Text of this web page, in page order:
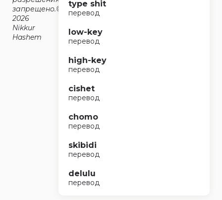
запрещено.©2014-
2026
Nikkur
Hashem
type shit
перевод
low-key
перевод
high-key
перевод
cishet
перевод
chomo
перевод
skibidi
перевод
delulu
перевод